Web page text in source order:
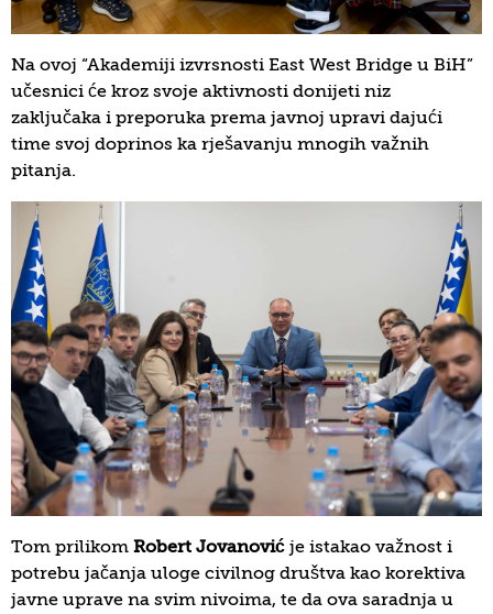
Na ovoj “Akademiji izvrsnosti East West Bridge u BiH”
učesnici će kroz svoje aktivnosti donijeti niz
zaključaka i preporuka prema javnoj upravi dajući
time svoj doprinos ka rješavanju mnogih važnih
pitanja.
Tom prilikom Robert Jovanović je istakao važnost i
potrebu jačanja uloge civilnog društva kao korektiva
javne uprave na svim nivoima, te da ova saradnja u